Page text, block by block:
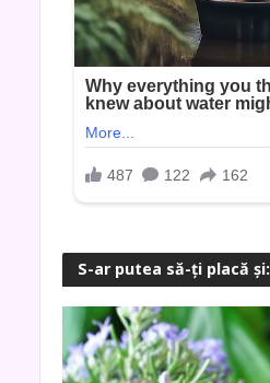
S-ar putea să-ţi placă şi: